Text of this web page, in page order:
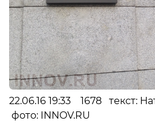
22.06.16 19:33 1678 текст:
фото: INNOV.RU